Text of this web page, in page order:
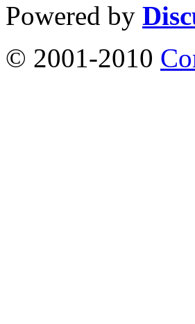
Powered by
© 2001-2010